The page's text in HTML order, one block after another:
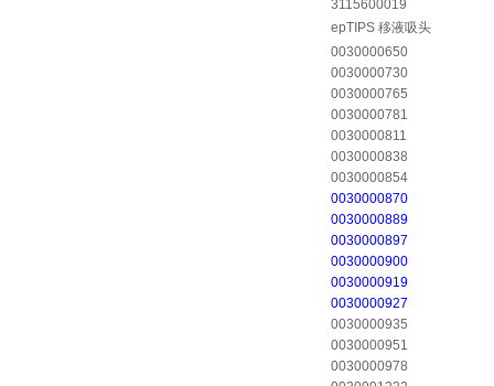
3115600019
epTIPS 移液吸头
0030000650
0030000730
0030000765
0030000781
0030000811
0030000838
0030000854
0030000870
0030000889
0030000897
0030000900
0030000919
0030000927
0030000935
0030000951
0030000978